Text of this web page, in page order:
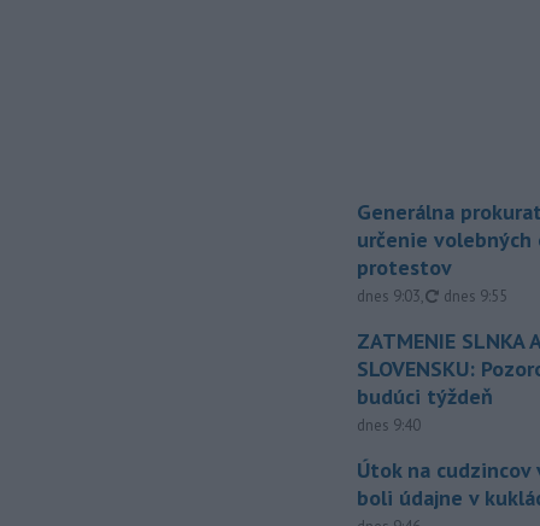
Generálna
určenie volebných
protestov
dnes 9:03, aktualizované
dnes 9:55
ZATMENIE SLNKA
SLOVENSKU:
budúci týždeň
dnes 9:40
Útok na
boli údajne v